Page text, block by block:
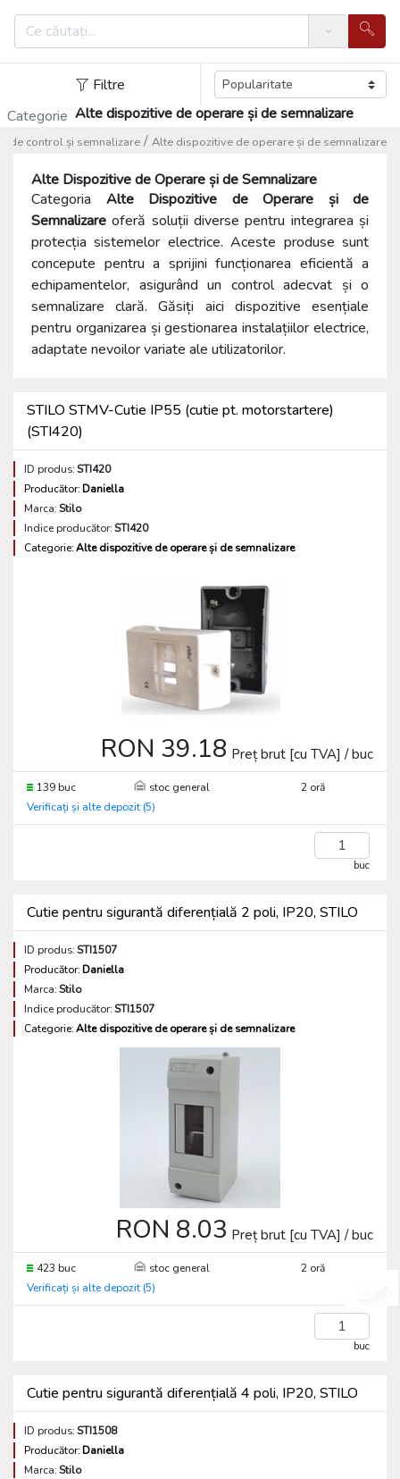
Search
Filtre
Categorie Alte dispozitive de operare și de semnalizare
Alte dispozitive de operare și de semnalizare
/
de control și semnalizare
Alte Dispozitive de Operare și de Semnalizare
Categoria Alte Dispozitive de Operare și de
Semnalizare oferă soluții diverse pentru integrarea și
protecția sistemelor electrice. Aceste produse sunt
concepute pentru a sprijini funcționarea eficientă a
echipamentelor, asigurând un control adecvat și o
semnalizare clară. Găsiți aici dispozitive esențiale
pentru organizarea și gestionarea instalațiilor electrice,
adaptate nevoilor variate ale utilizatorilor.
STILO STMV-Cutie IP55 (cutie pt. motorstartere)
(STI420)
ID produs:STI420
Producător:Daniella
Marca:Stilo
Indice producător:STI420
Categorie:Alte dispozitive de operare și de semnalizare
RON 39.18 Preț brut [cu TVA] / buc
139 buc stoc general
2 oră
Verificați și alte depozit (5)
buc
Cutie pentru sigurantă diferențială 2 poli, IP20, STILO
ID produs:STI1507
Producător:Daniella
Marca:Stilo
Indice producător:STI1507
Categorie:Alte dispozitive de operare și de semnalizare
RON 8.03 Preț brut [cu TVA] / buc
423 buc stoc general
2 oră
Verificați și alte depozit (5)
buc
Cutie pentru sigurantă diferențială 4 poli, IP20, STILO
ID produs:STI1508
Producător:Daniella
Marca:Stilo